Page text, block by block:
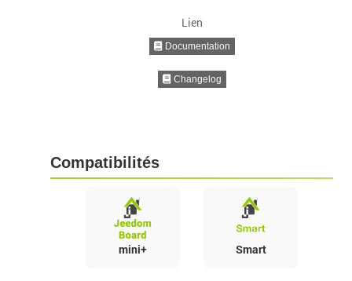
Lien
Documentation
Changelog
Compatibilités
mini+ Smart